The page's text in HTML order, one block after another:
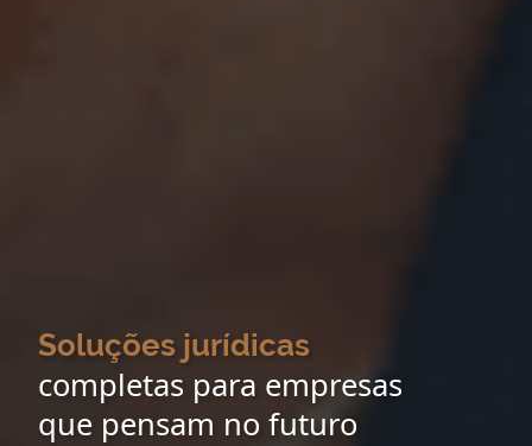
Soluções jurídicas
completas para empresas
que pensam no futuro